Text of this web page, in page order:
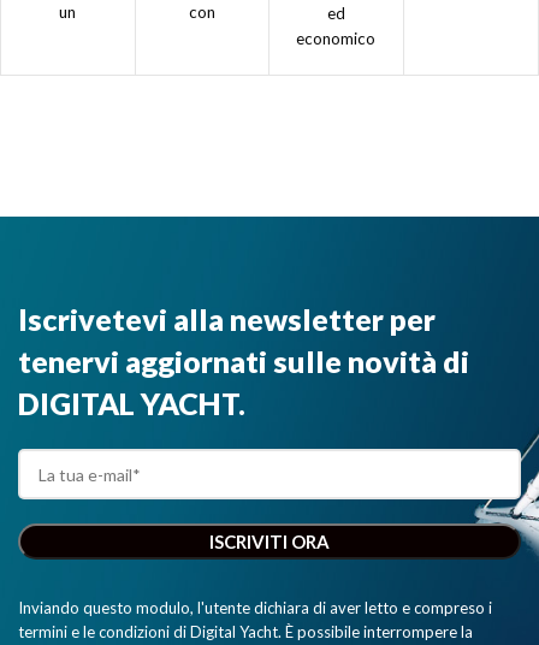
un
soluzione più
target AIS".
con
grafica senza
navigazione
ed
economico
Iscrivetevi alla newsletter per
tenervi aggiornati sulle novità di
DIGITAL YACHT.
Inviando questo modulo, l'utente dichiara di aver letto e compreso i
termini e le condizioni di Digital Yacht. È possibile interrompere la